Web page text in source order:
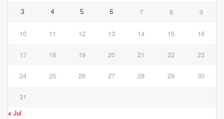
3 4 5 6 7 8 9
10 11 12 13 14 15 16
17 18 19 20 21 22 23
24 25 26 27 28 29 30
31
« Jul